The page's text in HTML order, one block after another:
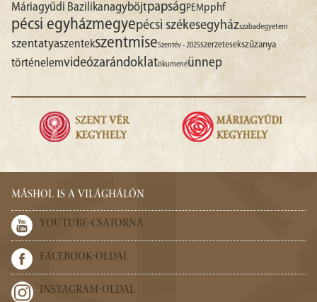
Máriagyűdi BazilikanagyböjtpapságPEMpphf
pécsi egyházmegyepécsi székesegyházszabadegyetem
szentatyaszentekszentmiseSzentév - 2025szerzetesekszűzanya
történelemvideózarándoklatökumenéünnep
MÁSHOL IS A VILÁGHÁLÓN
YOUTUBE-CSATORNA
FACEBOOK-OLDAL
INSTAGRAM-OLDAL